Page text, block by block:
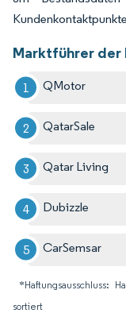
Marktführer der
QMotor
QatarSale
Qatar Living
Dubizzle
CarSemsar
*Haftungsausschluss:
sortiert